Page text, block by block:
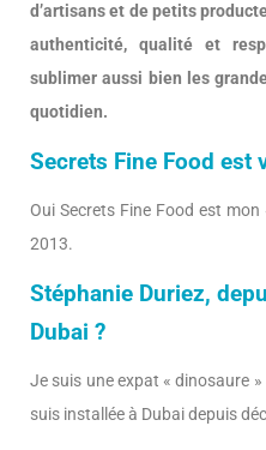
d’artisans et de petits
authenticité, qualité et
sublimer aussi bien les
quotidien.
Secrets Fine Food est
Oui Secrets Fine Food est
2013.
Stéphanie Duriez,
Dubai ?
Je suis une expat « dinosaure »
suis installée à Dubai depuis